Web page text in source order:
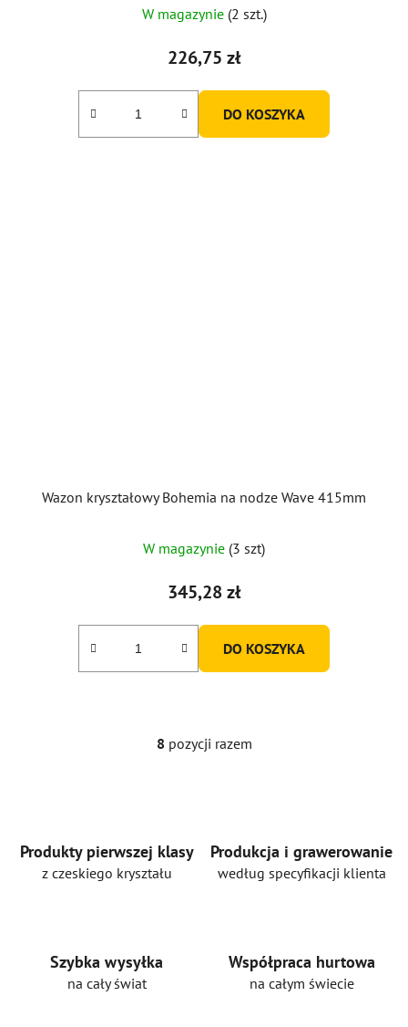
W magazynie (2 szt.)
226,75 zł
DO KOSZYKA
Wazon kryształowy Bohemia na nodze Wave 415mm
W magazynie (3 szt)
345,28 zł
DO KOSZYKA
K
o
8 pozycji razem
Produkty pierwszej klasy
z czeskiego kryształu
Produkcja i grawerowanie
według specyfikacji klienta
Szybka wysyłka
na cały świat
Współpraca hurtowa
na całym świecie